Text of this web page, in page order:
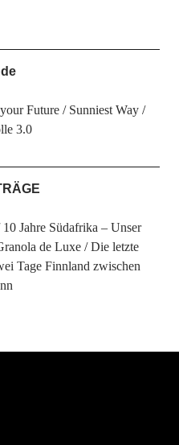
Future
Sunniest Way
3.0
10 Jahre Südafrika – Unser
de Luxe
Die letzte
Tage Finnland zwischen